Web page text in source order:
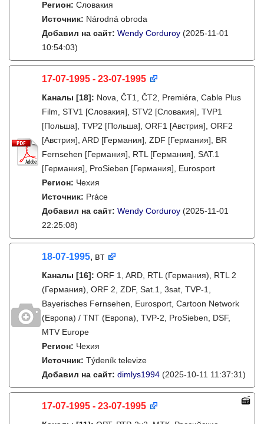
Регион: Словакия
Источник: Národná obroda
Добавил на сайт: Wendy Corduroy (2025-11-01
10:54:03)
17-07-1995 - 23-07-1995
Каналы [18]: Nova, ČT1, ČT2, Premiéra, Cable Plus
Film, STV1 [Словакия], STV2 [Словакия], TVP1
[Польша], TVP2 [Польша], ORF1 [Австрия], ORF2
[Австрия], ARD [Германия], ZDF [Германия], BR
Fernsehen [Германия], RTL [Германия], SAT.1
[Германия], ProSieben [Германия], Eurosport
Регион: Чехия
Источник: Práce
Добавил на сайт: Wendy Corduroy (2025-11-01
22:25:08)
18-07-1995, вт
Каналы [16]: ORF 1, ARD, RTL (Германия), RTL 2
(Германия), ORF 2, ZDF, Sat.1, 3sat, TVP-1,
Bayerisches Fernsehen, Eurosport, Cartoon Network
(Европа) / TNT (Европа), TVP-2, ProSieben, DSF,
MTV Europe
Регион: Чехия
Источник: Týdeník televize
Добавил на сайт: dimlys1994 (2025-10-11 11:37:31)
17-07-1995 - 23-07-1995